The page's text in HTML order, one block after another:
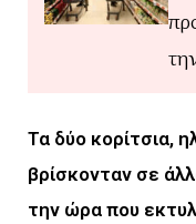
Τα δύο κορίτσια,
βρίσκονταν σε
την ώρα που